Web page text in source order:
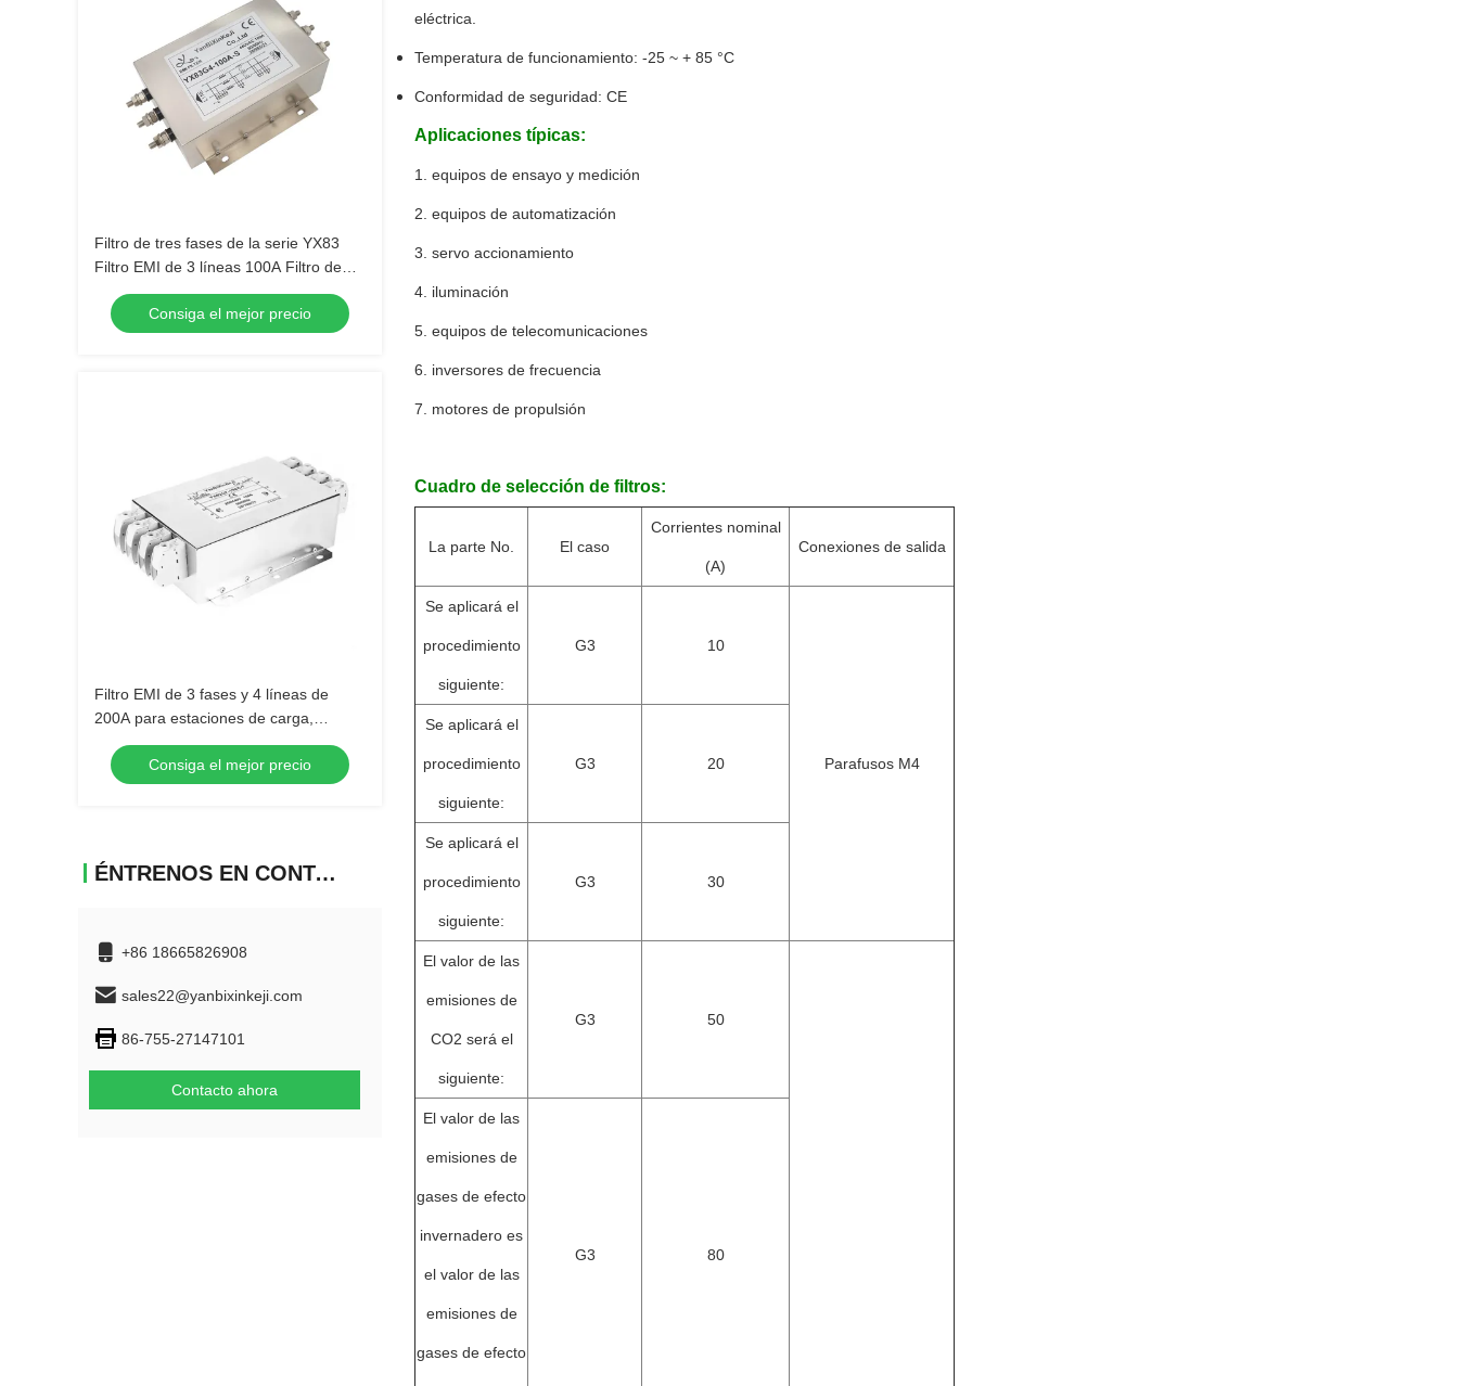
Filtro de tres fases de la serie YX83
Filtro EMI de 3 líneas 100A Filtro de
alta potencia
Consiga el mejor precio
Filtro EMI de 3 fases y 4 líneas de
200A para estaciones de carga,
cargadores de vehículos eléctricos y
sistemas de energía de vehículos
eléctricos
Consiga el mejor precio
ÉNTRENOS EN CONTACTO CON
+86 18665826908
sales22@yanbixinkeji.com
86-755-27147101
Contacto ahora
eléctrica.
Temperatura de funcionamiento: -25 ~ + 85 °C
Conformidad de seguridad: CE
Aplicaciones típicas:
1. equipos de ensayo y medición
2. equipos de automatización
3. servo accionamiento
4. iluminación
5. equipos de telecomunicaciones
6. inversores de frecuencia
7. motores de propulsión
Cuadro de selección de filtros:
La parte No. El caso
Corrientes nominal
(A)
Conexiones de salida
Se aplicará el
procedimiento
siguiente:
G3 10
Parafusos M4
Se aplicará el
procedimiento
siguiente:
G3 20
Se aplicará el
procedimiento
siguiente:
G3 30
El valor de las
emisiones de
CO2 será el
siguiente:
G3 50
El valor de las
emisiones de
gases de efecto
invernadero es
el valor de las
emisiones de
gases de efecto
G3 80